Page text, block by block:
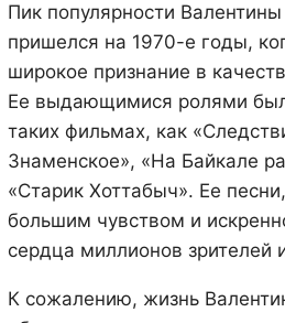
Пик популярности
пришелся на 1970-е годы,
широкое признание в
Ее выдающимися ролями
таких фильмах, как
Знаменское», «На Байкале
«Старик Хоттабыч». Ее
большим чувством и
сердца миллионов зрителей
К сожалению, жизнь